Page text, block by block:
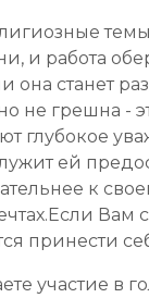
и работа
она станет
не грешна -
глубокое
ей
к
принести
участие в